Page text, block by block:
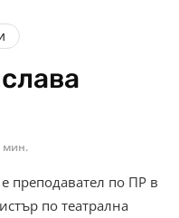
мин.
преподавател по ПР в
по театрална